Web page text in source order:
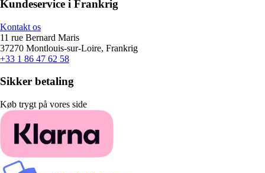
Kundeservice i Frankrig
Kontakt os
11 rue Bernard Maris
37270 Montlouis-sur-Loire, Frankrig
+33 1 86 47 62 58
Sikker betaling
Køb trygt på vores side